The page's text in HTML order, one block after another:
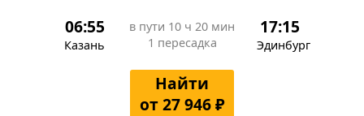
06:55
Казань
в пути 10 ч 20 мин
1 пересадка
17:15
Эдинбург
Найти
от 27 946 ₽